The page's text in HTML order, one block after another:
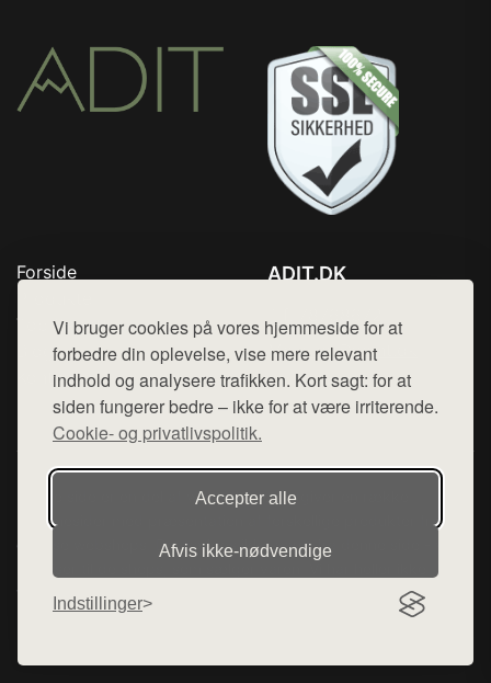
Vi bruger cookies på vores hjemmeside for at
forbedre din oplevelse, vise mere relevant
indhold og analysere trafikken. Kort sagt: for at
siden fungerer bedre – ikke for at være irriterende.
Cookie- og privatlivspolitik.
Accepter alle
Afvis ikke‑nødvendige
Indstillinger
Forside
Top Rabatter
Blog
Kontakt
ADIT.DK
Mail: hej@want.dk
Cookie- og privatlivspolitik
Denne side er en del af want.dk, der udgiver en række
hjemmesider med præsentation af forskellige produkter fra
diverse webshops. Der sælges ikke varer fra denne side - vi
henviser til de shops, som sælger varen. Vi har heller ikke
varerne på lager.